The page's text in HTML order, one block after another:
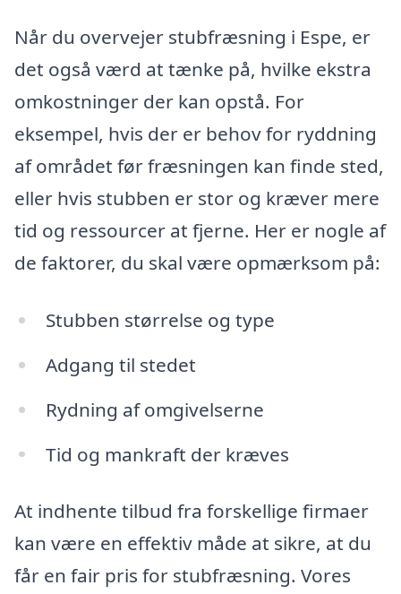
Når du overvejer stubfræsning i Espe, er
det også værd at tænke på, hvilke ekstra
omkostninger der kan opstå. For
eksempel, hvis der er behov for ryddning
af området før fræsningen kan finde sted,
eller hvis stubben er stor og kræver mere
tid og ressourcer at fjerne. Her er nogle af
de faktorer, du skal være opmærksom på:
Stubben størrelse og type
Adgang til stedet
Rydning af omgivelserne
Tid og mankraft der kræves
At indhente tilbud fra forskellige firmaer
kan være en effektiv måde at sikre, at du
får en fair pris for stubfræsning. Vores